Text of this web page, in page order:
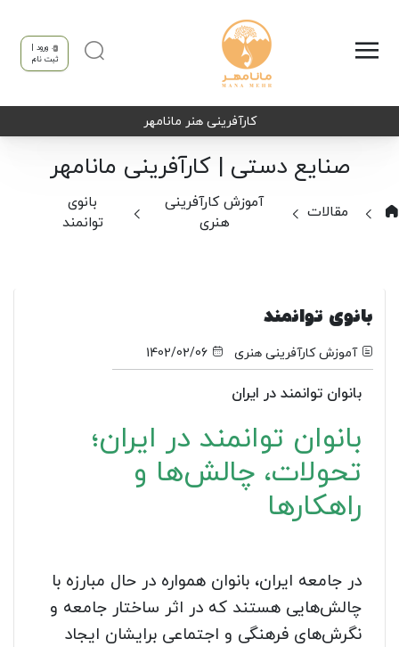
ورود |
ثبت نام
کارآفرینی هنر مانامهر
صنایع دستی | کارآفرینی مانامهر
مقالات
آموزش کارآفرینی
هنری
بانوی
توانمند
بانوی توانمند
1402/02/06 آموزش کارآفرینی هنری
بانوان توانمند در ایران
بانوان توانمند در ایران؛
تحولات، چالش‌ها و
راهکارها
در جامعه ایران، بانوان همواره در حال مبارزه با
چالش‌هایی هستند که در اثر ساختار جامعه و
نگرش‌های فرهنگی و اجتماعی برایشان ایجاد